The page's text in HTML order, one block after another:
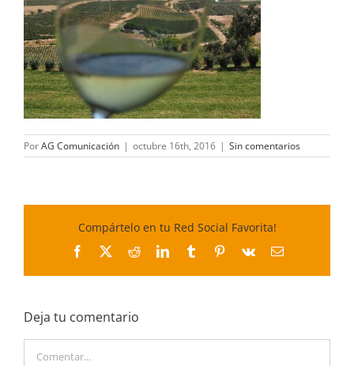
PorAG Comunicación | octubre 16th, 2016 | Sin comentarios
Compártelo en tu Red Social Favorita!
Facebook
X RedditLinkedInTumblrPinterest
Vk
Correo
Deja tu comentario